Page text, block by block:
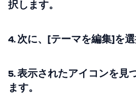
択します。
4. 次に、[テーマを編集]を選
5. 表示されたアイコンを見
ます。